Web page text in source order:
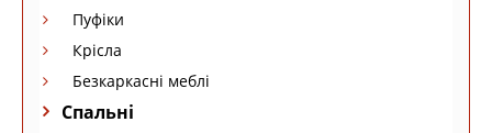
Пуфіки
Крісла
Безкаркасні меблі
Спальні